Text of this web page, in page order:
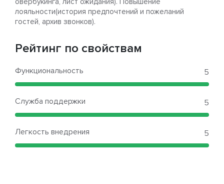
лояльности(история предпочтений и пожеланий
гостей, архив звонков).
Рейтинг по свойствам
Функциональность 5
Служба поддержки 5
Легкость внедрения 5